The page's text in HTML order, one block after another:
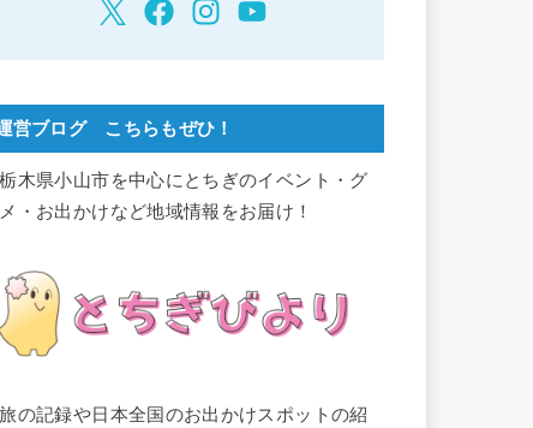
営ブログ こちらもぜひ！
木県小山市を中心にとちぎのイベント・グ
・お出かけなど地域情報をお届け！
の記録や日本全国のお出かけスポットの紹